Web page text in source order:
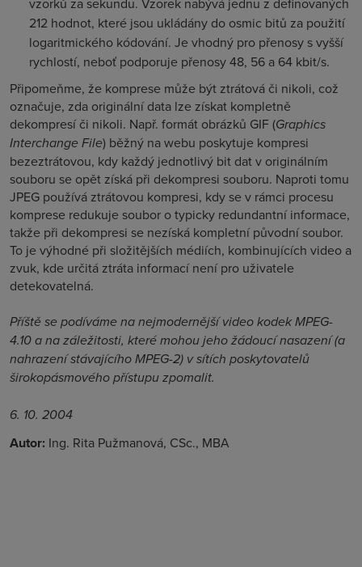
212 hodnot, které jsou ukládány do osmic bitů za použití
logaritmického kódování. Je vhodný pro přenosy s vyšší
rychlostí, neboť podporuje přenosy 48, 56 a 64 kbit/s.
Připomeňme, že komprese může být ztrátová či nikoli, což
označuje, zda originální data lze získat kompletně
dekompresí či nikoli. Např. formát obrázků GIF (Graphics
Interchange File) běžný na webu poskytuje kompresi
bezeztrátovou, kdy každý jednotlivý bit dat v originálním
souboru se opět získá při dekompresi souboru. Naproti tomu
JPEG používá ztrátovou kompresi, kdy se v rámci procesu
komprese redukuje soubor o typicky redundantní informace,
takže při dekompresi se nezíská kompletní původní soubor.
To je výhodné při složitějších médiích, kombinujících video a
zvuk, kde určitá ztráta informací není pro uživatele
detekovatelná.
Příště se podíváme na nejmodernější video kodek MPEG-
4.10 a na záležitosti, které mohou jeho žádoucí nasazení (a
nahrazení stávajícího MPEG-2) v sítích poskytovatelů
širokopásmového přístupu zpomalit.
6. 10. 2004
Autor: Ing. Rita Pužmanová, CSc., MBA